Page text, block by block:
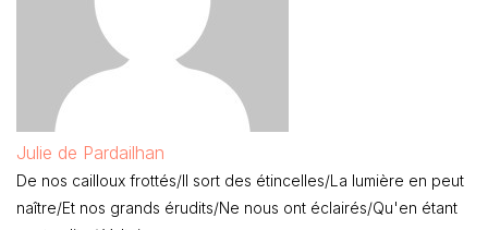
Julie de Pardailhan
De nos cailloux frottés/Il sort des étincelles/La lumière en peut
naître/Et nos grands érudits/Ne nous ont éclairés/Qu'en étant